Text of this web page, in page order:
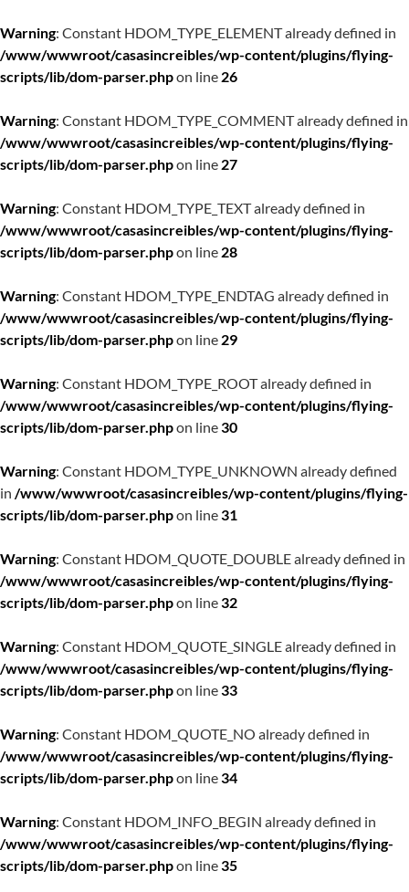
Warning: Constant HDOM_TYPE_ELEMENT already defined in
/www/wwwroot/casasincreibles/wp-content/plugins/flying-
scripts/lib/dom-parser.phpon line 26
Warning: Constant HDOM_TYPE_COMMENT already defined in
/www/wwwroot/casasincreibles/wp-content/plugins/flying-
scripts/lib/dom-parser.phpon line 27
Warning: Constant HDOM_TYPE_TEXT already defined in
/www/wwwroot/casasincreibles/wp-content/plugins/flying-
scripts/lib/dom-parser.phpon line 28
Warning: Constant HDOM_TYPE_ENDTAG already defined in
/www/wwwroot/casasincreibles/wp-content/plugins/flying-
scripts/lib/dom-parser.phpon line 29
Warning: Constant HDOM_TYPE_ROOT already defined in
/www/wwwroot/casasincreibles/wp-content/plugins/flying-
scripts/lib/dom-parser.phpon line30
Warning: Constant HDOM_TYPE_UNKNOWN already defined
in /www/wwwroot/casasincreibles/wp-content/plugins/flying-
scripts/lib/dom-parser.phpon line31
Warning: Constant HDOM_QUOTE_DOUBLE already defined in
/www/wwwroot/casasincreibles/wp-content/plugins/flying-
scripts/lib/dom-parser.phpon line32
Warning: Constant HDOM_QUOTE_SINGLE already defined in
/www/wwwroot/casasincreibles/wp-content/plugins/flying-
scripts/lib/dom-parser.phpon line33
Warning: Constant HDOM_QUOTE_NO already defined in
/www/wwwroot/casasincreibles/wp-content/plugins/flying-
scripts/lib/dom-parser.phpon line34
Warning: Constant HDOM_INFO_BEGIN already defined in
/www/wwwroot/casasincreibles/wp-content/plugins/flying-
scripts/lib/dom-parser.phpon line35